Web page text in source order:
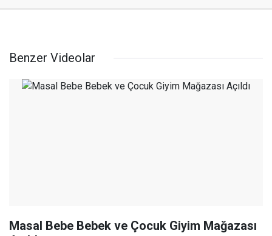
Benzer Videolar
Masal Bebe Bebek ve Çocuk Giyim Mağazası